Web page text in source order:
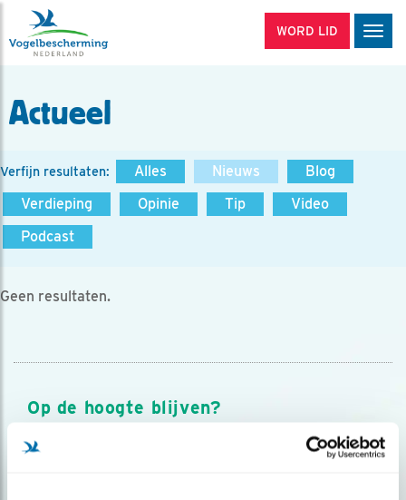
WORD LID
Actueel
Verfijn resultaten: Alles Nieuws
Blog
Verdieping
Opinie Tip
Video
Podcast
Geen resultaten.
Op de hoogte blijven?
Meld je aan en ontvang nieuws, inspiratie, acties en tips
over vogels en activiteiten van Vogelbescherming.